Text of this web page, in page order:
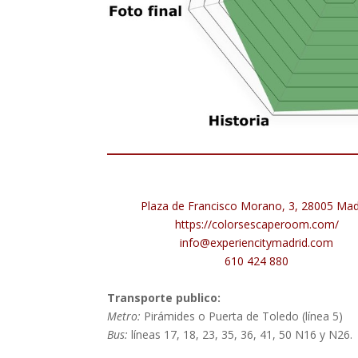
Plaza de Francisco Morano, 3, 28005
https://colorsescaperoom.com/
info@experiencitymadrid.com
610 424 880
Transporte publico:
Metro: Pirámides o Puerta de Toledo (línea 5)
Bus:líneas 17, 18, 23, 35, 36, 41, 50 N16 y N26.